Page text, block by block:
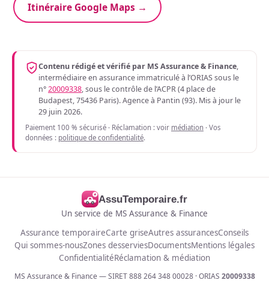
Itinéraire Google Maps →
Contenu rédigé et vérifié par MS Assurance & Finance,
intermédiaire en assurance immatriculé à l’ORIAS sous le
n°20009338, sous le contrôle de l’ACPR (4 place de
Budapest, 75436 Paris). Agence à Pantin (93). Mis à jour le
29 juin 2026.
Paiement 100 % sécurisé · Réclamation : voir médiation · Vos
données : politique de confidentialité.
AssuTemporaire.fr
Un service de MS Assurance & Finance
Assurance temporaireCarte griseAutres assurancesConseils
Qui sommes-nousZones desserviesDocumentsMentions légales
ConfidentialitéRéclamation & médiation
MS Assurance & Finance — SIRET 888 264 348 00028 · ORIAS 20009338